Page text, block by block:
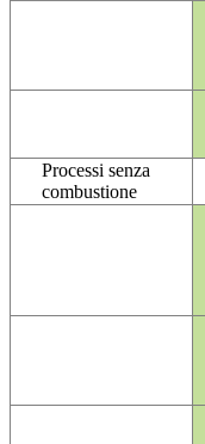
Processi senza
combustione